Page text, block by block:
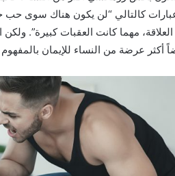
كالتالي “لن يكون هناك سوى حب
مهما كانت العقبات كبيرة”.
أكثر عرضة من النساء للإيمان